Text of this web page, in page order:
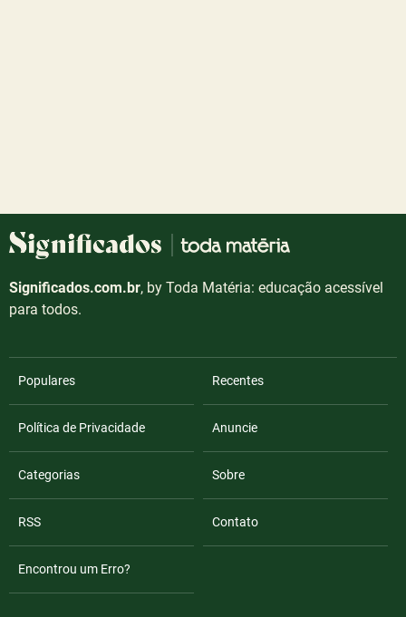
Significados.com.br, by Toda Matéria: educação acessível
para todos.
Populares Recentes
Política de Privacidade Anuncie
Categorias Sobre
RSS Contato
Encontrou um Erro?